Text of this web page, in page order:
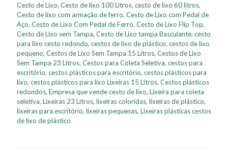
Cesto de Lixo, Cesto de lixo 100 Litros, cesto de lixo 60 litros,
Cesto de lixo com armação de ferro, Cesto de Lixo com Pedal de
Aço, Cesto de Lixo Com Pedal de Ferro, Cesto de Lixo Flip Top,
Cesto de Lixo sem Tampa, Cesto de Lixo tampa Basculante, cesto
para lixo cesto redondo, cestos de lixo de plástico, cestos de lixo
pequeno, Cestos de Lixo Sem Tampa 15 Litros, Cestos de Lixo
Sem Tampa 23 Litros, Cestos para Coleta Seletiva, cestos para
escritório, cestos plásticos para escritório, cestos plásticos para
lixo, cestos plásticos para lixo Lixeiras 15 Litros, Cestos plásticos
redondos, Empresa que vende cesto de lixo, Lixeira para coleta
seletiva, Lixeiras 23 Litros, lixeiras coloridas, lixeiras de plástico,
lixeiras para escritório, lixeiras pequenas, Lixeiras plásticas cestos
de lixo de plástico